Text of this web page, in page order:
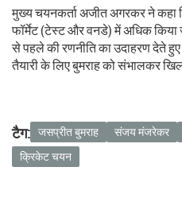
मुख्य चयनकर्ता अजीत अगरकर ने कहा
फॉर्मेट (टेस्ट और वनडे) में अधिक किया
से पहले की रणनीति का उदाहरण देते
तैयारी के लिए बुमराह को संभालकर
टैग: जसप्रीत बुमराह संजय मंजरेकर
क्रिकेट चयन